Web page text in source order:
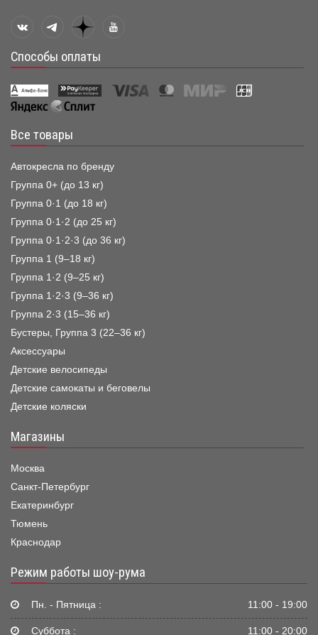
Способы оплаты
Все товары
Автокресла по бренду
Группа 0+ (до 13 кг)
Группа 0·1 (до 18 кг)
Группа 0·1·2 (до 25 кг)
Группа 0·1·2·3 (до 36 кг)
Группа 1 (9–18 кг)
Группа 1·2 (9–25 кг)
Группа 1·2·3 (9–36 кг)
Группа 2·3 (15–36 кг)
Бустеры, Группа 3 (22–36 кг)
Аксессуары
Детские велосипеды
Детские самокаты и беговелы
Детские коляски
Магазины
Москва
Санкт-Петербург
Екатеринбург
Тюмень
Краснодар
Режим работы шоу-рума
Пн. - Пятница : 11:00 - 19:00
Суббота : 11:00 - 20:00